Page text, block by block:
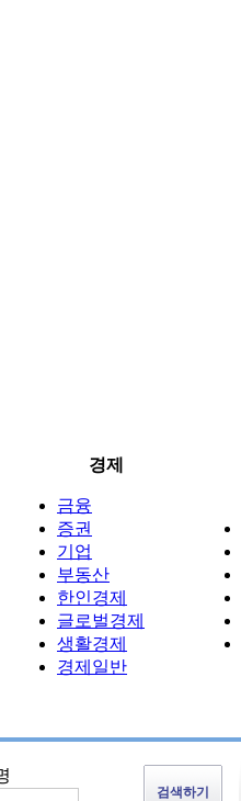
경제
금융
증권
기업
부동산
한인경제
글로벌경제
생활경제
경제일반